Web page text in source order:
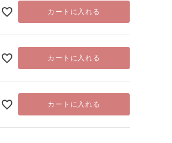
カートに入れる
カートに入れる
カートに入れる